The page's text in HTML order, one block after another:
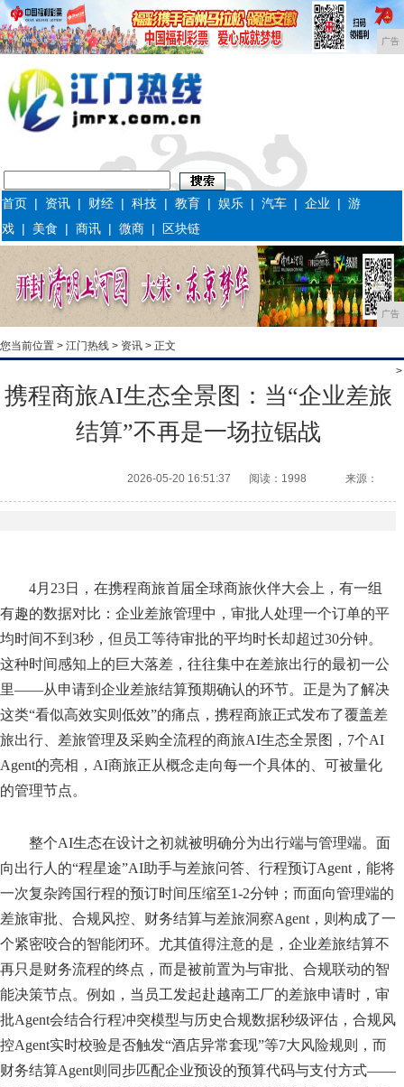
广告
首页 | 资讯 | 财经 |科技 |教育 |娱乐 |汽车 |企业 |游
戏 | 美食 |商讯 |微商 | 区块链
广告
您当前位置 > 江门热线 > 资讯 > 正文
>
携程商旅AI生态全景图：当“企业差旅
结算”不再是一场拉锯战
2026-05-20 16:51:37 阅读：1998 来源：
4月23日，在携程商旅首届全球商旅伙伴大会 上，有一组
有趣的数据对比：企业差旅管理中，审批人处理一个订单的平
均时间不到3秒，但员工等待审批的平均时长却超过30分钟。
这种时间感知上的巨大落差，往往集中在差旅出行的最初一公
里——从申请到企业差旅结算预期确认的环节。正是为了解决
这类“看似高效实则低效”的痛点，携程商旅正式发布了覆盖差
旅出行、 差旅管理及采购全流程的商旅AI生态全景图，7个AI
Agent的亮相，AI商旅正从概念走向每一个具体的、可被量化
的管理节点。
整个AI生态在设计之初就被明确分为出行端与管理端。面
向出行人的“程星途”AI助手与差旅问答、行程预订Agent，能将
一次复杂跨国行程的预订时间压缩至1-2分钟；而面向管理端的
差旅审批、合规风控、财务结算与差旅洞察Agent，则构成了一
个紧密咬合的智能闭环。尤其值得注意的是，企业差旅结算不
再只是财务流程的终点，而是被前置为与审批、合规联动的智
能决策节点。例如，当员工发起赴越南工厂的差旅申请时，审
批Agent会结合行程冲突模型与历史合规数据秒级评估，合规风
控Agent实时校验是否触发“酒店异常套现”等7大风险规则，而
财务结算Agent则同步匹配企业预设的预算代码与支付方式——